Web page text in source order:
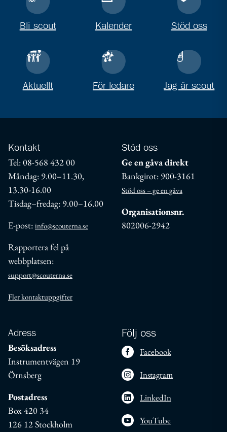
Bli scout Kalender Stöd oss
Aktuellt För ledare Jag är scout
Kontakt
Tel: 08-568 432 00
Måndag: 9.00–11.30,
13.30-16.00
Tisdag–fredag: 9.00–16.00
E-post: info@scouterna.se
Rapportera fel på
webbplatsen:
support@scouterna.se
Fler kontaktuppgifter
Stöd oss
Ge en gåva direkt
Bankgirot: 900-3161
Stöd oss – ge en gåva
Organisationsnr.
802006-2942
Adress
Besöksadress
Instrumentvägen 19
Örnsberg
Postadress
Box 420 34
126 12 Stockholm
Följ oss
Facebook
Instagram
LinkedIn
YouTube